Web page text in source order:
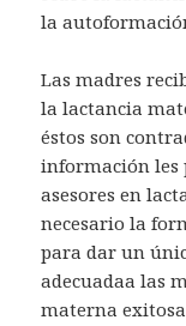
la
Las madres
la lactancia
éstos son
información les
asesores en
necesario la
para dar un
adecuadaa las
materna